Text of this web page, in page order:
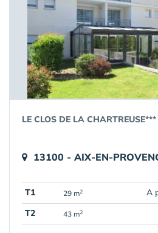
LE CLOS DE LA CHARTREUSE***
13100 - AIX-EN-
T1 29 m2 A
T2
43 m2